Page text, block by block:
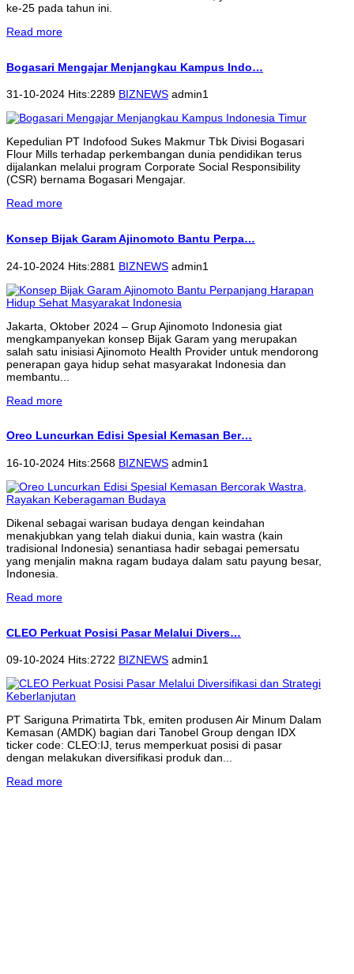
ke-25 pada tahun ini.
Read more
Bogasari Mengajar Menjangkau Kampus Indo…
31-10-2024 Hits:2289 BIZNEWS admin1
Kepedulian PT Indofood Sukes Makmur Tbk Divisi Bogasari
Flour Mills terhadap perkembangan dunia pendidikan terus
dijalankan melalui program Corporate Social Responsibility
(CSR) bernama Bogasari Mengajar.
Read more
Konsep Bijak Garam Ajinomoto Bantu Perpa…
24-10-2024 Hits:2881 BIZNEWS admin1
Jakarta, Oktober 2024 – Grup Ajinomoto Indonesia giat
mengkampanyekan konsep Bijak Garam yang merupakan
salah satu inisiasi Ajinomoto Health Provider untuk mendorong
penerapan gaya hidup sehat masyarakat Indonesia dan
membantu...
Read more
Oreo Luncurkan Edisi Spesial Kemasan Ber…
16-10-2024 Hits:2568 BIZNEWS admin1
Dikenal sebagai warisan budaya dengan keindahan
menakjubkan yang telah diakui dunia, kain wastra (kain
tradisional Indonesia) senantiasa hadir sebagai pemersatu
yang menjalin makna ragam budaya dalam satu payung besar,
Indonesia.
Read more
CLEO Perkuat Posisi Pasar Melalui Divers…
09-10-2024 Hits:2722 BIZNEWS admin1
PT Sariguna Primatirta Tbk, emiten produsen Air Minum Dalam
Kemasan (AMDK) bagian dari Tanobel Group dengan IDX
ticker code: CLEO:IJ, terus memperkuat posisi di pasar
dengan melakukan diversifikasi produk dan...
Read more